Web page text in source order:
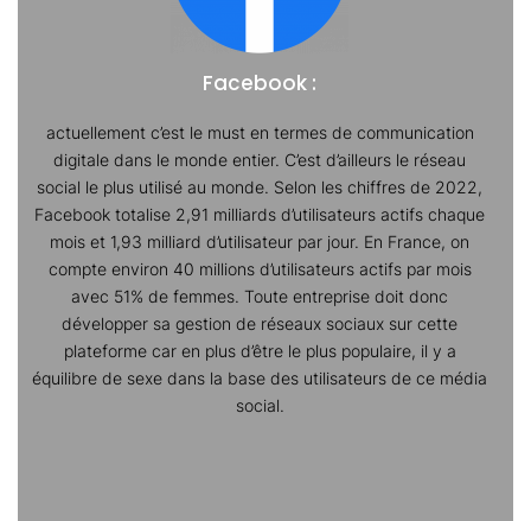
Facebook :
actuellement c’est le must en termes de communication
digitale dans le monde entier. C’est d’ailleurs le réseau
social le plus utilisé au monde. Selon les chiffres de 2022,
Facebook totalise 2,91 milliards d’utilisateurs actifs chaque
mois et 1,93 milliard d’utilisateur par jour. En France, on
compte environ 40 millions d’utilisateurs actifs par mois
avec 51% de femmes. Toute entreprise doit donc
développer sa gestion de réseaux sociaux sur cette
plateforme car en plus d’être le plus populaire, il y a
équilibre de sexe dans la base des utilisateurs de ce média
social.